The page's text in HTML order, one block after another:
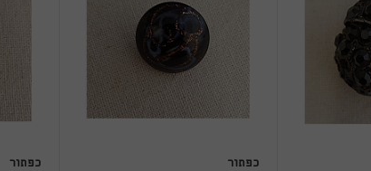
כפתור
כפתור